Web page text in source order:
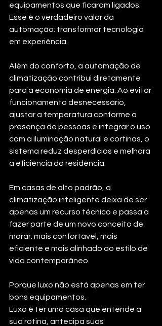
equipamentos que ficaram ligados.
Esse é o verdadeiro valor da
automação: transformar tecnologia
em experiência.
Além do conforto, a automação de
climatização contribui diretamente
para a economia de energia. Ao evitar
funcionamento desnecessário,
ajustar a temperatura conforme a
presença de pessoas e integrar o uso
com a iluminação natural e cortinas, o
sistema reduz desperdícios e melhora
a eficiência da residência.
Em casas de alto padrão, a
climatização inteligente deixa de ser
apenas um recurso técnico e passa a
fazer parte de um novo conceito de
morar: mais confortável, mais
eficiente e mais alinhado ao estilo de
vida contemporâneo.
Porque luxo não está apenas em ter
bons equipamentos.
Luxo é ter uma casa que entende a
sua rotina, antecipa suas